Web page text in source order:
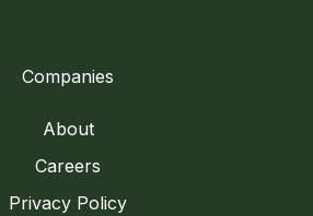
Companies
About
Careers
Privacy Policy